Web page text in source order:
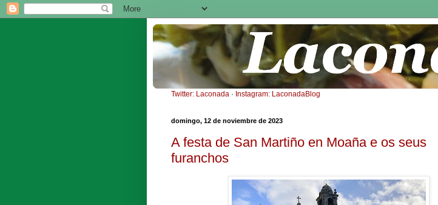
Twitter: Laconada · Instagram: LaconadaBlog
domingo, 12 de noviembre de 2023
A festa de San Martiño en Moaña e os seus
furanchos